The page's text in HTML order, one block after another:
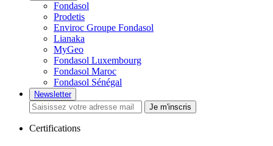
Fondasol
Prodetis
Enviroc Groupe Fondasol
Lianaka
MyGeo
Fondasol Luxembourg
Fondasol Maroc
Fondasol Sénégal
Newsletter
Je m'inscris
Certifications